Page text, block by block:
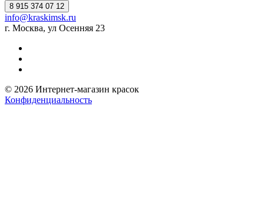
8 915 374 07 12
info@kraskimsk.ru
г. Москва, ул Осенняя 23
© 2026 Интернет-магазин красок
Конфиденциальность